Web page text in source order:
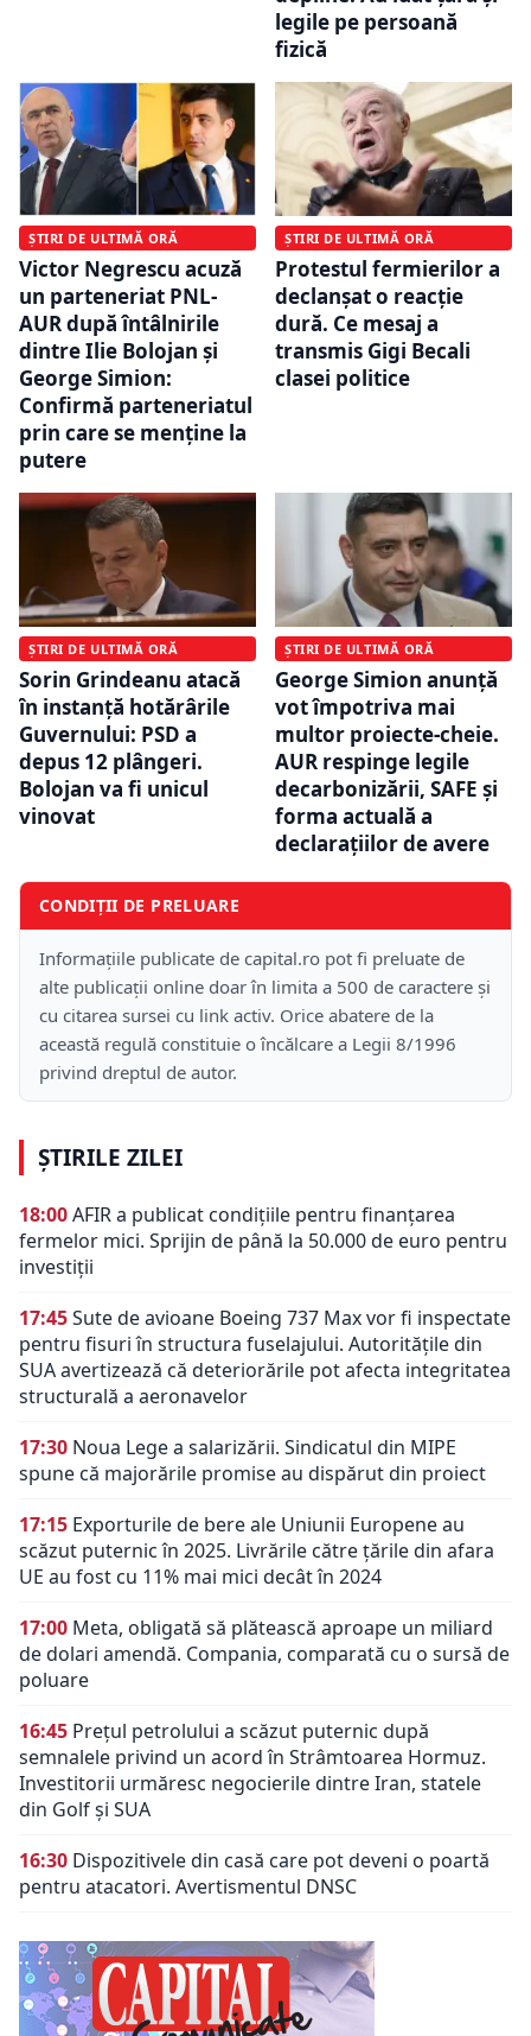
legile pe persoană
fizică
ȘTIRI DE ULTIMĂ ORĂ
Victor Negrescu acuză
un parteneriat PNL-
AUR după întâlnirile
dintre Ilie Bolojan și
George Simion:
Confirmă parteneriatul
prin care se menține la
putere
ȘTIRI DE ULTIMĂ ORĂ
Protestul fermierilor a
declanșat o reacție
dură. Ce mesaj a
transmis Gigi Becali
clasei politice
ȘTIRI DE ULTIMĂ ORĂ
Sorin Grindeanu atacă
în instanță hotărârile
Guvernului: PSD a
depus 12 plângeri.
Bolojan va fi unicul
vinovat
ȘTIRI DE ULTIMĂ ORĂ
George Simion anunță
vot împotriva mai
multor proiecte-cheie.
AUR respinge legile
decarbonizării, SAFE și
forma actuală a
declarațiilor de avere
CONDIȚII DE PRELUARE
Informațiile publicate de capital.ro pot fi preluate de
alte publicații online doar în limita a 500 de caractere și
cu citarea sursei cu link activ. Orice abatere de la
această regulă constituie o încălcare a Legii 8/1996
privind dreptul de autor.
ȘTIRILE ZILEI
18:00AFIR a publicat condițiile pentru finanțarea
fermelor mici. Sprijin de până la 50.000 de euro pentru
investiții
17:45Sute de avioane Boeing 737 Max vor fi inspectate
pentru fisuri în structura fuselajului. Autoritățile din
SUA avertizează că deteriorările pot afecta integritatea
structurală a aeronavelor
17:30 Noua Lege a salarizării. Sindicatul din MIPE
spune că majorările promise au dispărut din proiect
17:15 Exporturile de bere ale Uniunii Europene au
scăzut puternic în 2025. Livrările către țările din afara
UE au fost cu 11% mai mici decât în 2024
17:00 Meta, obligată să plătească aproape un miliard
de dolari amendă. Compania, comparată cu o sursă de
poluare
16:45 Prețul petrolului a scăzut puternic după
semnalele privind un acord în Strâmtoarea Hormuz.
Investitorii urmăresc negocierile dintre Iran, statele
din Golf și SUA
16:30 Dispozitivele din casă care pot deveni o poartă
pentru atacatori. Avertismentul DNSC